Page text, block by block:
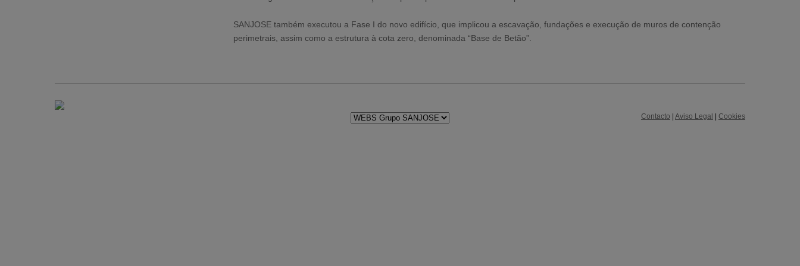
SANJOSE também executou a Fase I do novo edifício, que implicou a escavação, fundações e execução de muros de contenção
perimetrais, assim como a estrutura à cota zero, denominada “Base de Betão”.
Contacto Aviso Legal Cookies